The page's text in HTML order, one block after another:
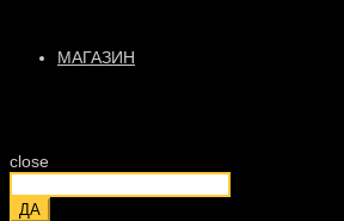
МАГАЗИН
close
ДА